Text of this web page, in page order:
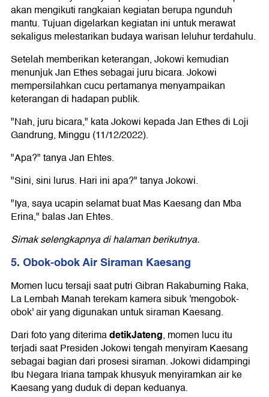
akan mengikuti rangkaian kegiatan berupa ngunduh
mantu. Tujuan digelarkan kegiatan ini untuk merawat
sekaligus melestarikan budaya warisan leluhur terdahulu.
Setelah memberikan keterangan, Jokowi kemudian
menunjuk Jan Ethes sebagai juru bicara. Jokowi
mempersilahkan cucu pertamanya menyampaikan
keterangan di hadapan publik.
"Nah, juru bicara," kata Jokowi kepada Jan Ethes di Loji
Gandrung, Minggu (11/12/2022).
"Apa?" tanya Jan Ehtes.
"Sini, sini lurus. Hari ini apa?" tanya Jokowi.
"Iya, saya ucapin selamat buat Mas Kaesang dan Mba
Erina," balas Jan Ehtes.
Simak selengkapnya di halaman berikutnya.
5. Obok-obok Air Siraman Kaesang
Momen lucu tersaji saat putri Gibran Rakabuming Raka,
La Lembah Manah terekam kamera sibuk 'mengobok-
obok' air yang digunakan untuk siraman Kaesang.
Dari foto yang diterimadetikJateng, momen lucu itu
terjadi saat Presiden Jokowi tengah menyiram Kaesang
sebagai bagian dari prosesi siraman. Jokowi didampingi
Ibu Negara Iriana tampak khusyuk menyiramkan air ke
Kaesang yang duduk di depan keduanya.